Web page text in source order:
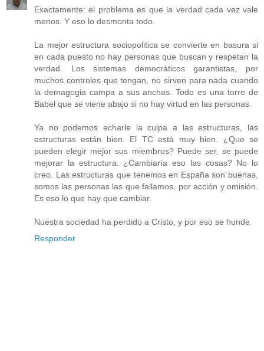
Exactamente: el problema es que la verdad cada vez vale
menos. Y eso lo desmonta todo.
La mejor estructura sociopolitica se convierte en basura si
en cada puesto no hay personas que buscan y respetan la
verdad. Los sistemas democráticos garantistas, por
muchos controles que tengan, no sirven para nada cuando
la demagogia campa a sus anchas. Todo es una torre de
Babel que se viene abajo si no hay virtud en las personas.
Ya no podemos echarle la culpa a las estructuras, las
estructuras están bien. El TC está muy bien. ¿Que se
pueden elegir mejor sus miembros? Puede ser, se puede
mejorar la estructura. ¿Cambiaría eso las cosas? No lo
creo. Las estructuras que tenemos en España son buenas,
somos las personas las que fallamos, por acción y omisión.
Es eso lo que hay que cambiar.
Nuestra sociedad ha perdido a Cristo, y por eso se hunde.
Responder